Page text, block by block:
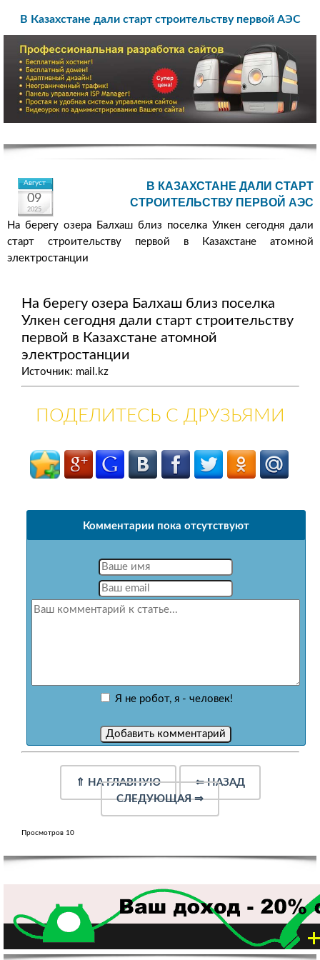
В Казахстане дали старт строительству первой АЭС
Август
09
2025
В КАЗАХСТАНЕ ДАЛИ СТАРТ
СТРОИТЕЛЬСТВУ ПЕРВОЙ АЭС
На берегу озера Балхаш близ поселка Улкен сегодня дали
старт строительству первой в Казахстане атомной
электростанции
На берегу озера Балхаш близ поселка
Улкен сегодня дали старт строительству
первой в Казахстане атомной
электростанции
Источник: mail.kz
ПОДЕЛИТЕСЬ С ДРУЗЬЯМИ
Комментарии пока отсутствуют
Я не робот, я - человек!
⇑ НА ГЛАВНУЮ ⇐НАЗАД
СЛЕДУЮЩАЯ⇒
Просмотров 10